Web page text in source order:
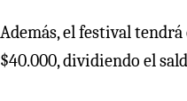
Además, el festival
$40.000, dividiendo el